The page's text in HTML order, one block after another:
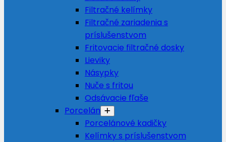
Filtračné kelímky
Filtračné zariadenia s
príslušenstvom
Fritovacie filtračné dosky
Lieviky
Násypky
Nuče s fritou
Odsávacie fľaše
Porcelán
Porcelánové kadičky
Kelímky s príslušenstvom